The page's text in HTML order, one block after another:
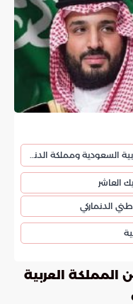
آفاق التعاون الدبلوماسي بين المملكة العربية السعودية ومملكة الدنمارك
العاشر
الدنماركي
المملكة العربية